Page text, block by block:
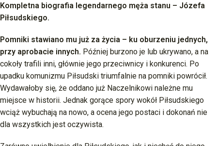
Kompletna biografia legendarnego męża stanu – Józefa
Piłsudskiego.
Pomniki stawiano mu już za życia – ku oburzeniu jednych,
przy aprobacie innych. Później burzono je lub ukrywano, a na
cokoły trafili inni, głównie jego przeciwnicy i konkurenci. Po
upadku komunizmu Piłsudski triumfalnie na pomniki powrócił.
Wydawałoby się, że oddano już Naczelnikowi należne mu
miejsce w historii. Jednak gorące spory wokół Piłsudskiego
wciąż wybuchają na nowo, a ocena jego postaci i dokonań nie
dla wszystkich jest oczywista.